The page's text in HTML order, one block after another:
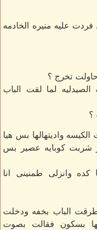
عليه منيره الخادمه
حاولت تخرج ؟
لما لقت الباب
؟
الكيسه واديتهالها بس هيا
شربت كوبايه عصير بس
وانزلى طمنينى انا
الباب بخفه ودخلت
بسكون فقالت بصوت